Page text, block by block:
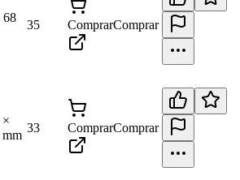
68
35 ComprarComprar
×
mm
33 ComprarComprar